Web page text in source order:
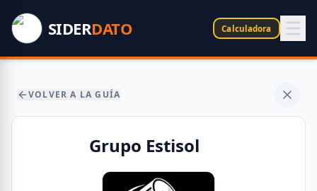
SIDERDATO Calculadora
VOLVER A LA GUÍA
Grupo Estisol